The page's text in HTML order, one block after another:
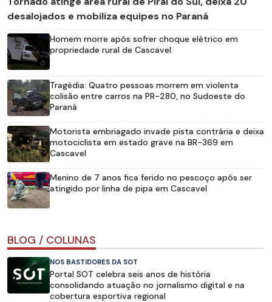
desalojados e mobiliza equipes no Paraná
Homem morre após sofrer choque elétrico em
propriedade rural de Cascavel
Tragédia: Quatro pessoas morrem em violenta
colisão entre carros na PR-280, no Sudoeste do
Paraná
Motorista embriagado invade pista contrária e deixa
motociclista em estado grave na BR-369 em
Cascavel
Menino de 7 anos fica ferido no pescoço após ser
atingido por linha de pipa em Cascavel
BLOG / COLUNAS
NOS BASTIDORES DA SOT
Portal SOT celebra seis anos de história
consolidando atuação no jornalismo digital e na
cobertura esportiva regional